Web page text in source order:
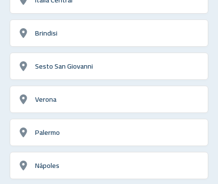
Brindisi
Sesto San Giovanni
Verona
Palermo
Nápoles